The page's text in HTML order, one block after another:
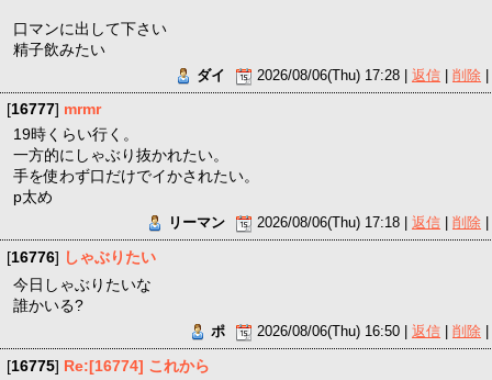
口マンに出して下さい
精子飲みたい
ダイ 2026/08/06(Thu) 17:28 |返信 |削除
[16777] mrmr
19時くらい行く。
一方的にしゃぶり抜かれたい。
手を使わず口だけでイかされたい。
p太め
リーマン 2026/08/06(Thu) 17:18 |返信 |削除
[16776] しゃぶりたい
今日しゃぶりたいな
誰かいる?
ポ 2026/08/06(Thu) 16:50 |返信 |削除
[16775] Re:[16774] これから